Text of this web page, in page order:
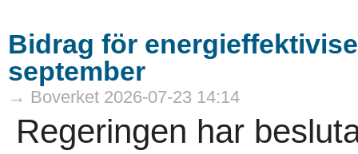
Bidrag för
september
→ Boverket 2026-07-23 14:14
Regeringen har